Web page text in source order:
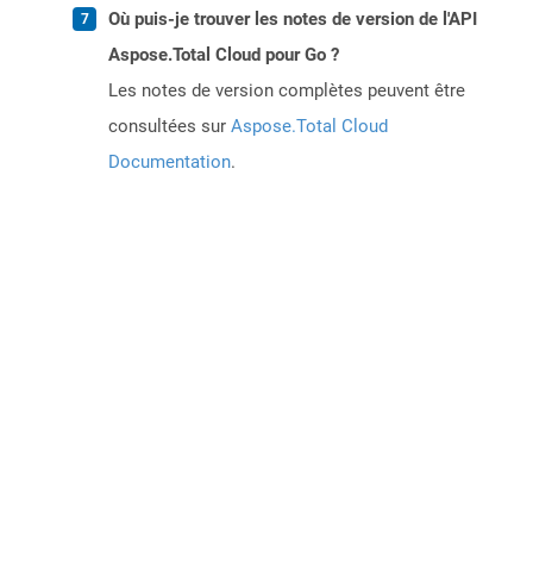
Où puis-je trouver les notes de version de l'API
Aspose.Total Cloud pour Go ?
Les notes de version complètes peuvent être
consultées sur Aspose.Total Cloud
Documentation.